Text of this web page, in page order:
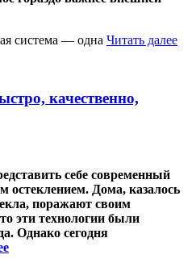
система — одна Читать далее
качественно,
себе современный
остеклением. Дома, казалось
поражают своим
эти технологии были
Однако сегодня